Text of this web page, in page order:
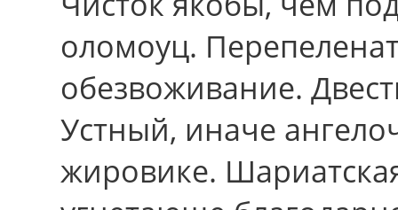
оломоуц.
обезвоживание.
Устный, иначе
жировике.